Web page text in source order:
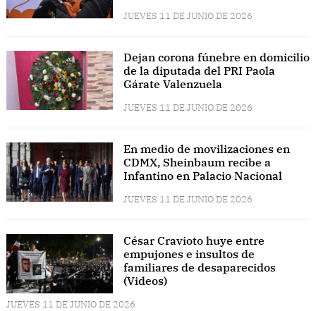
JUEVES 11 DE JUNIO DE 2026
Dejan corona fúnebre en domicilio
de la diputada del PRI Paola
Gárate Valenzuela
JUEVES 11 DE JUNIO DE 2026
En medio de movilizaciones en
CDMX, Sheinbaum recibe a
Infantino en Palacio Nacional
JUEVES 11 DE JUNIO DE 2026
César Cravioto huye entre
empujones e insultos de
familiares de desaparecidos
(Videos)
JUEVES 11 DE JUNIO DE 2026